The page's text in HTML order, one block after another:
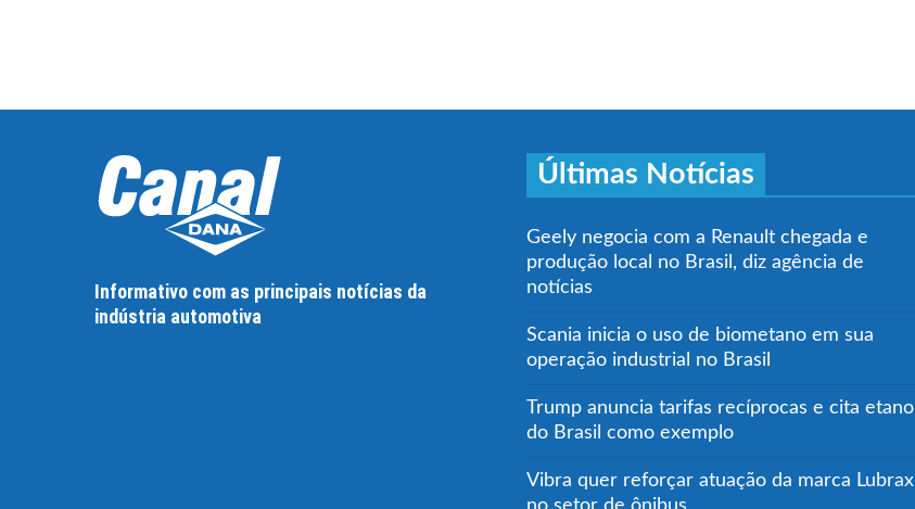
Informativo com as principais notícias da
indústria automotiva
Últimas Notícias
Geely negocia com a Renault chegada e
produção local no Brasil, diz agência de
notícias
Scania inicia o uso de biometano em sua
operação industrial no Brasil
Trump anuncia tarifas recíprocas e cita etanol
do Brasil como exemplo
Vibra quer reforçar atuação da marca Lubrax